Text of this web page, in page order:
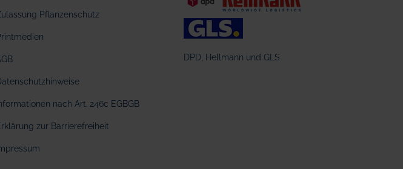
Pflanzenschutz
nach Art. 246c EGBGB
zur Barrierefreiheit
DPD, Hellmann und GLS